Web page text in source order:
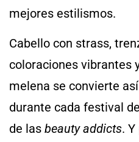
mejores estilismos.
Cabello con strass,
coloraciones vibrantes
melena se convierte
durante cada festival
de las beauty addicts.